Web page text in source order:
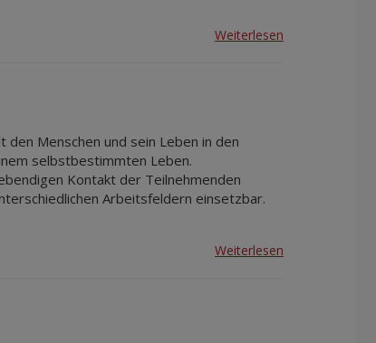
Weiterlesen
Menschen und sein Leben in den
selbstbestimmten Leben.
Kontakt der Teilnehmenden
Arbeitsfeldern einsetzbar.
Weiterlesen